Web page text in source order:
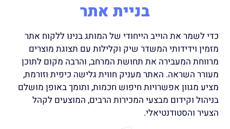
בניית אתר
כדי לשמר את הוייב הייחודי של המותג בנינו ללקוח אתר
מזמין וידידותי המשדר שיק וקלילות עם תצוגת מוצרים
מרווחת המעבירה את תחושת המרחב, והרבה מקום לתוכן
מעורר השראה. האתר מעניק חווית גלישה כיפית וזורמת,
מציע מגוון אפשרויות חיפוש חכמות, ותומך באופן מושלם
בניהול וקידום מבצעי המכירות הרבים, המוצעים לקהל
הצעיר והסטודנטיאלי.